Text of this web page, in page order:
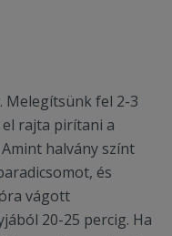
Melegítsünk fel 2-3
rajta pirítani a
halvány színt
és
vágott
20-25 percig. Ha